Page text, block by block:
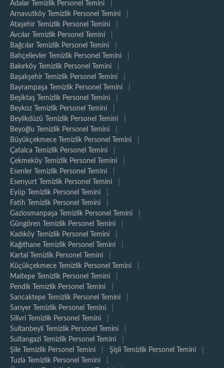
Adalar Temizlik Personel Temini
Arnavutköy Temizlik Personel Temini
Ataşehir Temizlik Personel Temini
Avcılar Temizlik Personel Temini
Bağcılar Temizlik Personel Temini
Bahçelievler Temizlik Personel Temini
Bakırköy Temizlik Personel Temini
Başakşehir Temizlik Personel Temini
Bayrampaşa Temizlik Personel Temini
Beşiktaş Temizlik Personel Temini
Beykoz Temizlik Personel Temini
Beylikdüzü Temizlik Personel Temini
Beyoğlu Temizlik Personel Temini
Büyükçekmece Temizlik Personel Temini
Çatalca Temizlik Personel Temini
Çekmeköy Temizlik Personel Temini
Esenler Temizlik Personel Temini
Esenyurt Temizlik Personel Temini
Eyüp Temizlik Personel Temini
Fatih Temizlik Personel Temini
Gaziosmanpaşa Temizlik Personel Temini
Güngören Temizlik Personel Temini
Kadıköy Temizlik Personel Temini
Kağıthane Temizlik Personel Temini
Kartal Temizlik Personel Temini
Küçükçekmece Temizlik Personel Temini
Maltepe Temizlik Personel Temini
Pendik Temizlik Personel Temini
Sancaktepe Temizlik Personel Temini
Sarıyer Temizlik Personel Temini
Silivri Temizlik Personel Temini
Sultanbeyli Temizlik Personel Temini
Sultangazi Temizlik Personel Temini
Şile Temizlik Personel Temini
Şişli Temizlik Personel Temini
Tuzla Temizlik Personel Temini